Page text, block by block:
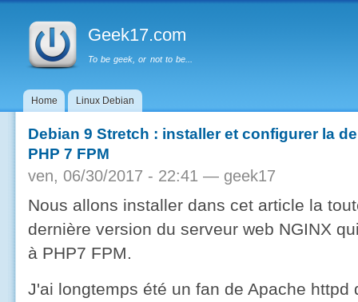
Geek17.com
To be geek, or not to be...
Home Linux Debian
Debian 9 Stretch : installer et configurer la
PHP 7 FPM
ven, 06/30/2017 - 22:41 — geek17
Nous allons installer dans cet article la
dernière version du serveur web NGINX
à PHP7 FPM.
J'ai longtemps été un fan de Apache httpd